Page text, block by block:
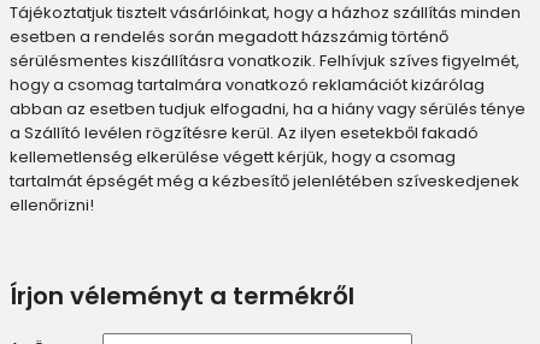
Tájékoztatjuk tisztelt vásárlóinkat, hogy a házhoz szállítás minden
esetben a rendelés során megadott házszámig történő
sérülésmentes kiszállításra vonatkozik. Felhívjuk szíves figyelmét,
hogy a csomag tartalmára vonatkozó reklamációt kizárólag
abban az esetben tudjuk elfogadni, ha a hiány vagy sérülés ténye
a Szállító levélen rögzítésre kerül. Az ilyen esetekből fakadó
kellemetlenség elkerülése végett kérjük, hogy a csomag
tartalmát épségét még a kézbesítő jelenlétében szíveskedjenek
ellenőrizni!
Írjon véleményt a termékről